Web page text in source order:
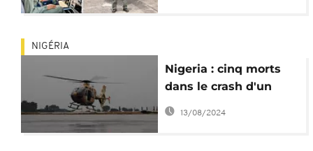
NIGÉRIA
Nigeria : cinq morts
dans le crash d'un
hélicoptère de l'armée
13/08/2024